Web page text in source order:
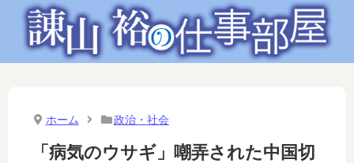
ホーム 政治・社会
「病気のウサギ」嘲弄された中国切